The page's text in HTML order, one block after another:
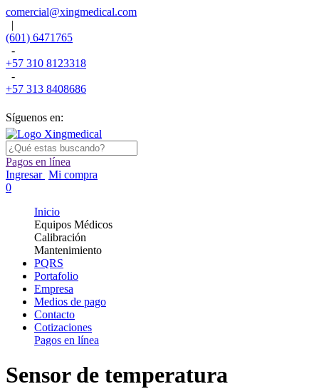
comercial@xingmedical.com
|
(601) 6471765
-
+57 310 8123318
-
+57 313 8408686
Síguenos en:
Pagos en línea
Ingresar Mi compra
0
Inicio
Equipos Médicos
Calibración
Mantenimiento
PQRS
Portafolio
Empresa
Medios de pago
Contacto
Cotizaciones
Pagos en línea
Sensor de temperatura